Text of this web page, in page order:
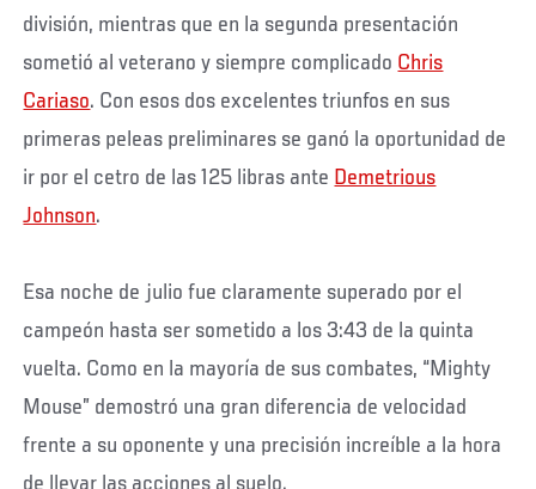
división, mientras que en la segunda presentación
sometió al veterano y siempre complicado Chris
Cariaso. Con esos dos excelentes triunfos en sus
primeras peleas preliminares se ganó la oportunidad de
ir por el cetro de las 125 libras ante Demetrious
Johnson.
Esa noche de julio fue claramente superado por el
campeón hasta ser sometido a los 3:43 de la quinta
vuelta. Como en la mayoría de sus combates, “Mighty
Mouse” demostró una gran diferencia de velocidad
frente a su oponente y una precisión increíble a la hora
de llevar las acciones al suelo.